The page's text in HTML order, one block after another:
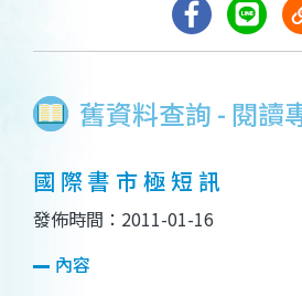
舊資料查詢 - 閱讀
國 際 書 市 極 短 訊
發佈時間：2011-01-16
內容